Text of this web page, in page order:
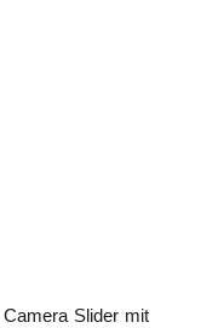
Slider mit